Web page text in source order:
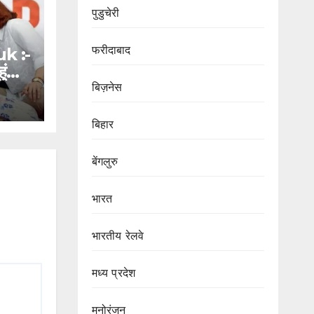
:-
पुडुचेरी
फरीदाबाद
बिज़नेस
बिहार
बेंगलुरु
भारत
भारतीय रेलवे
मध्य प्रदेश
मनोरंजन